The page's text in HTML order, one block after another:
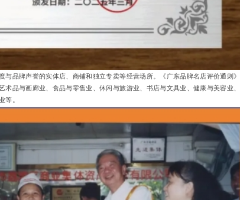
品牌声誉的实体店、商铺和独立专卖等经营场所。《广东品牌名店评价通则》
品与画廊业、食品与零售业、休闲与旅游业、书店与文具业、健康与美容业、
等。